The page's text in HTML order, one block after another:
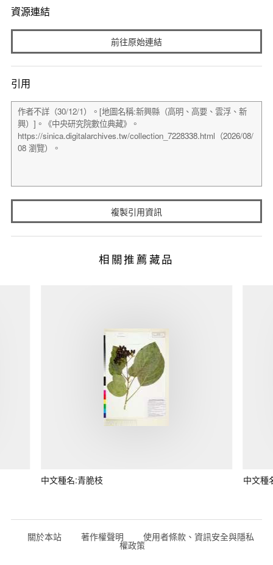
資源連結
前往原始連結
引用
複製引用資訊
相關推薦藏品
中文種名:青脆枝 中文種
關於本站 著作權聲明 使用者條款、資訊安全與隱私
權政策